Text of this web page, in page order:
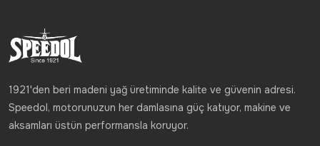
1921'den beri madeni yağ üretiminde kalite ve güvenin adresi.
Speedol, motorunuzun her damlasına güç katıyor, makine ve
aksamları üstün performansla koruyor.